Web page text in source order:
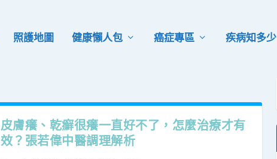
照護地圖 健康懶人包 癌症專區 疾病知多少
皮膚癢、乾癬很癢一直好不了，怎麼治療才有
效？張若偉中醫調理解析